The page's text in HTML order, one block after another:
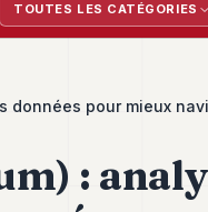
TOUTES LES CATÉGORIES
données pour mieux
: